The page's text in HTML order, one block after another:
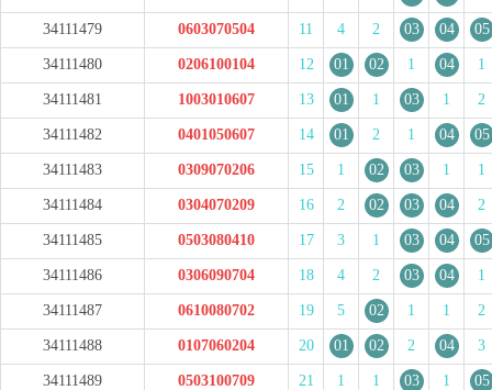
34111479 0603070504 11 4 2 03 04 05
34111480 0206100104 12 01 02 1 04 1
34111481 1003010607 13 01 1 03 1 2
34111482 0401050607 14 01 2 1 04 05
34111483 0309070206 15 1 02 03 1 1
34111484 0304070209 16 2 02 03 04 2
34111485 0503080410 17 3 1 03 04 05
34111486 0306090704 18 4 2 03 04 1
34111487 0610080702 19 5 02 1 1 2
34111488 0107060204 20 01 02 2 04 3
34111489 0503100709 21 1 1 03 1 05